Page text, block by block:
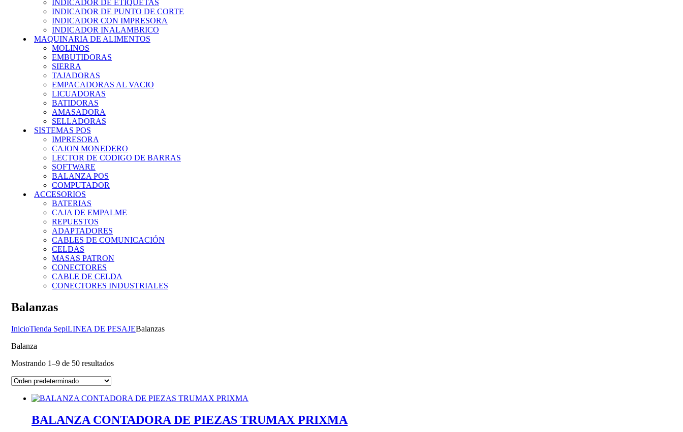
INDICADOR DE ETIQUETAS
INDICADOR DE PUNTO DE CORTE
INDICADOR CON IMPRESORA
INDICADOR INALAMBRICO
MAQUINARIA DE ALIMENTOS
MOLINOS
EMBUTIDORAS
SIERRA
TAJADORAS
EMPACADORAS AL VACIO
LICUADORAS
BATIDORAS
AMASADORA
SELLADORAS
SISTEMAS POS
IMPRESORA
CAJON MONEDERO
LECTOR DE CODIGO DE BARRAS
SOFTWARE
BALANZA POS
COMPUTADOR
ACCESORIOS
BATERIAS
CAJA DE EMPALME
REPUESTOS
ADAPTADORES
CABLES DE COMUNICACIÓN
CELDAS
MASAS PATRON
CONECTORES
CABLE DE CELDA
CONECTORES INDUSTRIALES
Balanzas
InicioTienda SepiLINEA DE PESAJEBalanzas
Balanza
Mostrando 1–9 de 50 resultados
BALANZA CONTADORA DE PIEZAS TRUMAX PRIXMA